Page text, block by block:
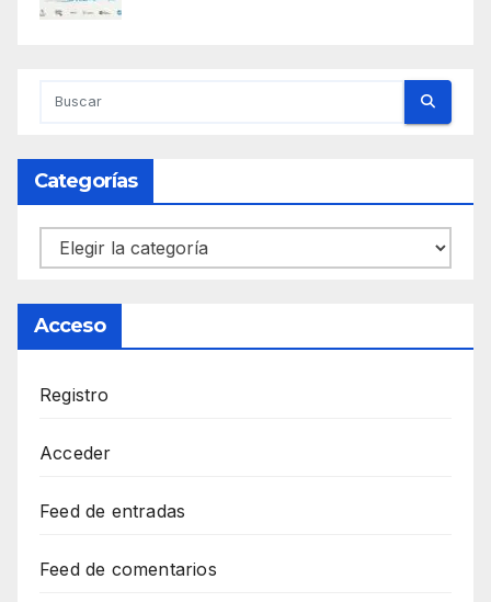
Categorías
Categorías
Acceso
Registro
Acceder
Feed de entradas
Feed de comentarios